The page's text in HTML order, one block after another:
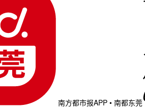
南方都市报APP • 南都东莞